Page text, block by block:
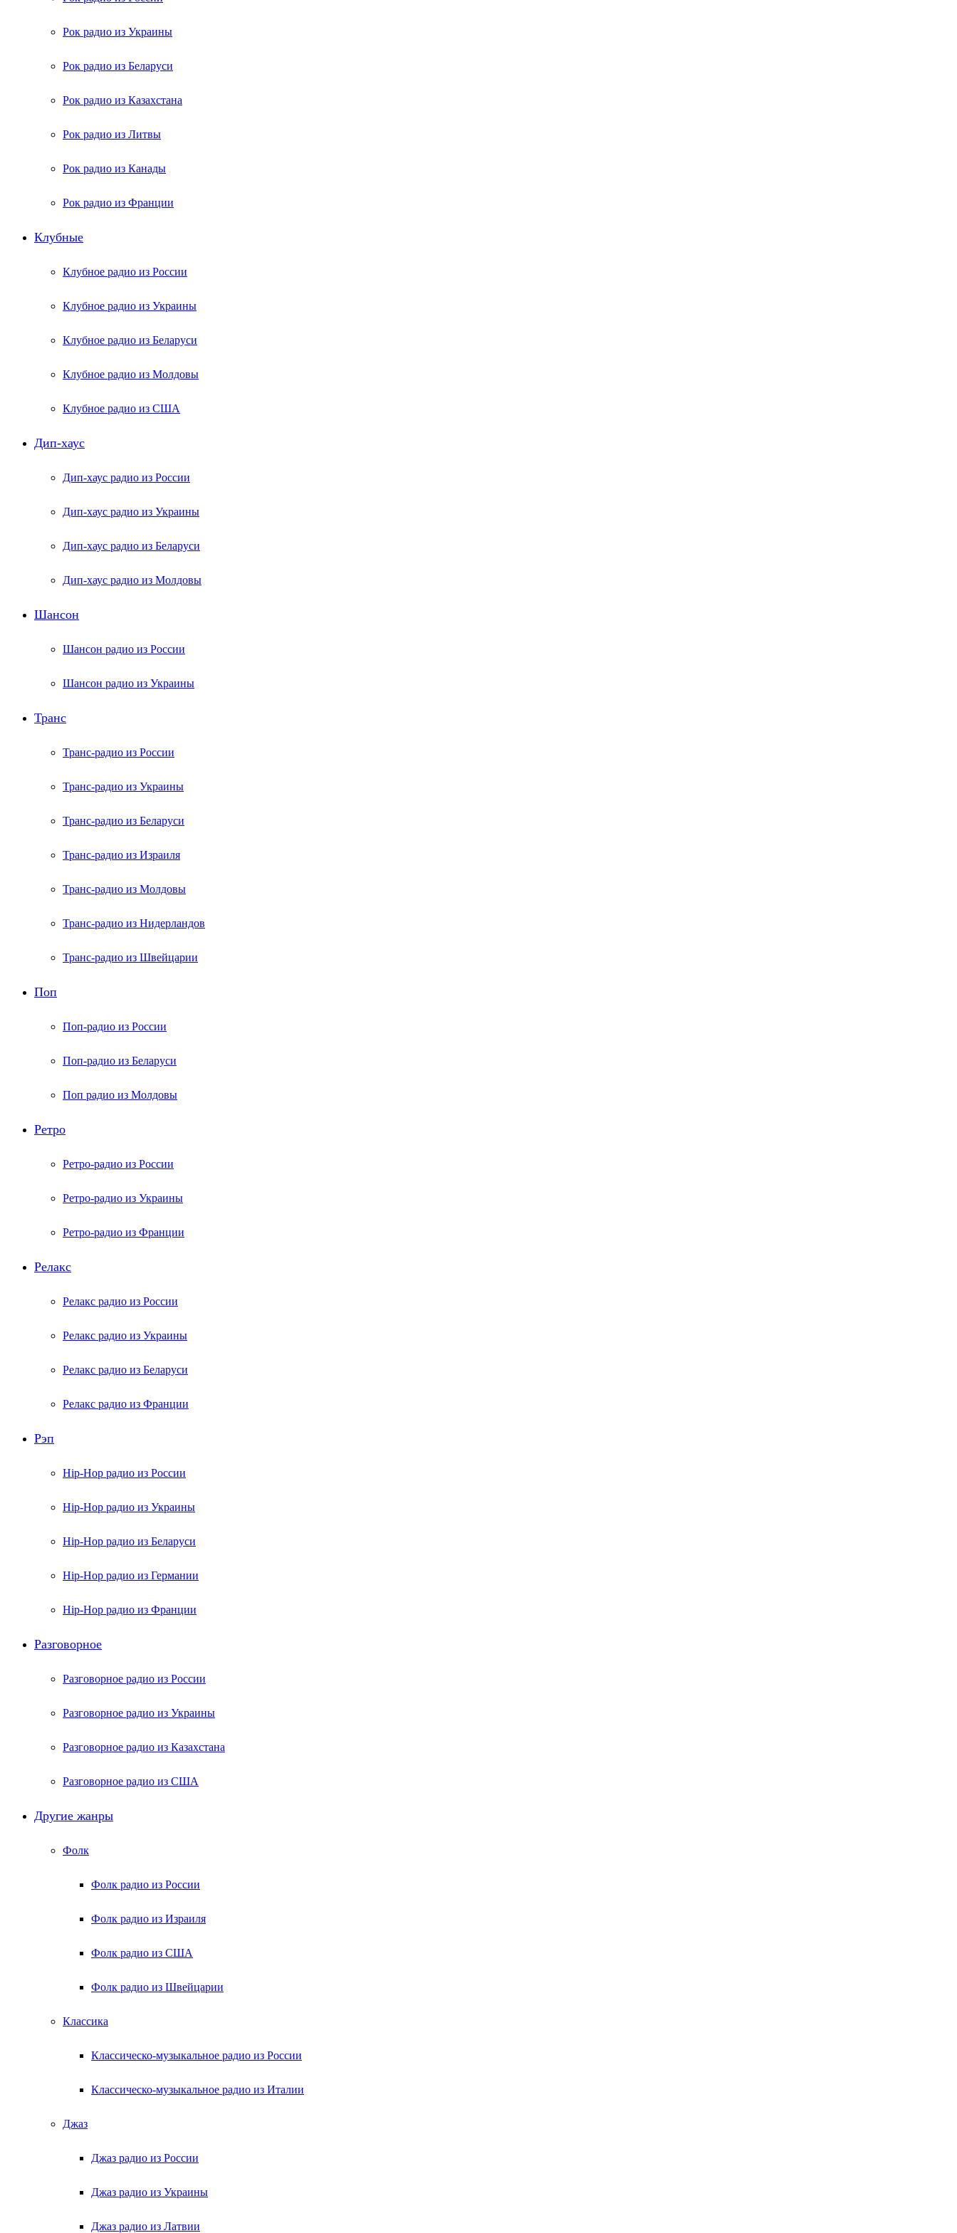
Рок радио из Украины
Рок радио из Беларуси
Рок радио из Казахстана
Рок радио из Литвы
Рок радио из Канады
Рок радио из Франции
Клубные
Клубное радио из России
Клубное радио из Украины
Клубное радио из Беларуси
Клубное радио из Молдовы
Клубное радио из США
Дип-хаус
Дип-хаус радио из России
Дип-хаус радио из Украины
Дип-хаус радио из Беларуси
Дип-хаус радио из Молдовы
Шансон
Шансон радио из России
Шансон радио из Украины
Транс
Транс-радио из России
Транс-радио из Украины
Транс-радио из Беларуси
Транс-радио из Израиля
Транс-радио из Молдовы
Транс-радио из Нидерландов
Транс-радио из Швейцарии
Поп
Поп-радио из России
Поп-радио из Беларуси
Поп радио из Молдовы
Ретро
Ретро-радио из России
Ретро-радио из Украины
Ретро-радио из Франции
Релакс
Релакс радио из России
Релакс радио из Украины
Релакс радио из Беларуси
Релакс радио из Франции
Рэп
Hip-Hop радио из России
Hip-Hop радио из Украины
Hip-Hop радио из Беларуси
Hip-Hop радио из Германии
Hip-Hop радио из Франции
Разговорное
Разговорное радио из России
Разговорное радио из Украины
Разговорное радио из Казахстана
Разговорное радио из США
Другие жанры
Фолк
Фолк радио из России
Фолк радио из Израиля
Фолк радио из США
Фолк радио из Швейцарии
Классика
Классическо-музыкальное радио из России
Классическо-музыкальное радио из Италии
Джаз
Джаз радио из России
Джаз радио из Украины
Джаз радио из Латвии